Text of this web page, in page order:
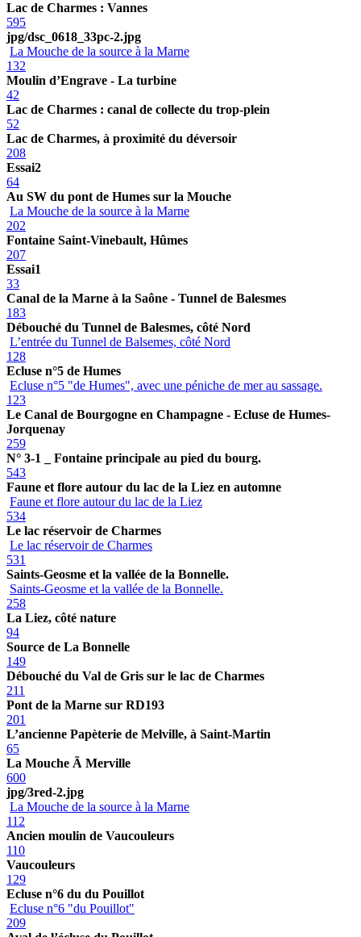
Lac de Charmes : Vannes
595
jpg/dsc_0618_33pc-2.jpg
La Mouche de la source à la Marne
132
Moulin d’Engrave - La turbine
42
Lac de Charmes : canal de collecte du trop-plein
52
Lac de Charmes, à proximité du déversoir
208
Essai2
64
Au SW du pont de Humes sur la Mouche
La Mouche de la source à la Marne
202
Fontaine Saint-Vinebault, Hûmes
207
Essai1
33
Canal de la Marne à la Saône - Tunnel de Balesmes
183
Débouché du Tunnel de Balesmes, côté Nord
L’entrée du Tunnel de Balsemes, côté Nord
128
Ecluse n°5 de Humes
Ecluse n°5 "de Humes", avec une péniche de mer au sassage.
123
Le Canal de Bourgogne en Champagne - Ecluse de Humes-
Jorquenay
259
N° 3-1 _ Fontaine principale au pied du bourg.
543
Faune et flore autour du lac de la Liez en automne
Faune et flore autour du lac de la Liez
534
Le lac réservoir de Charmes
Le lac réservoir de Charmes
531
Saints-Geosme et la vallée de la Bonnelle.
Saints-Geosme et la vallée de la Bonnelle.
258
La Liez, côté nature
94
Source de La Bonnelle
149
Débouché du Val de Gris sur le lac de Charmes
211
Pont de la Marne sur RD193
201
L’ancienne Papèterie de Melville, à Saint-Martin
65
La Mouche Ã Merville
600
jpg/3red-2.jpg
La Mouche de la source à la Marne
112
Ancien moulin de Vaucouleurs
110
Vaucouleurs
129
Ecluse n°6 du du Pouillot
Ecluse n°6 "du Pouillot"
209